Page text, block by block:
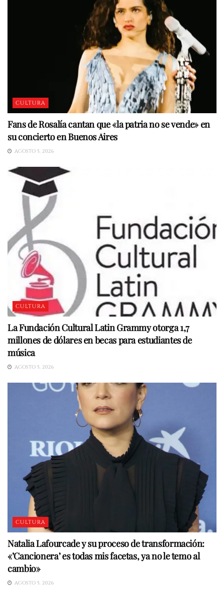
CULTURA
Fans de Rosalía cantan que «la patria no se vende» en
su concierto en Buenos Aires
AGOSTO 5, 2026
CULTURA
La Fundación Cultural Latin Grammy otorga 1,7
millones de dólares en becas para estudiantes de
música
AGOSTO 5, 2026
CULTURA
Natalia Lafourcade y su proceso de transformación:
«’Cancionera’ es todas mis facetas, ya no le temo al
cambio»
AGOSTO 5, 2026